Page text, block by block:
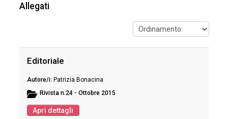
Allegati
Editoriale
Patrizia Bonacina
Rivista n.24 - Ottobre 2015
Apri dettagli